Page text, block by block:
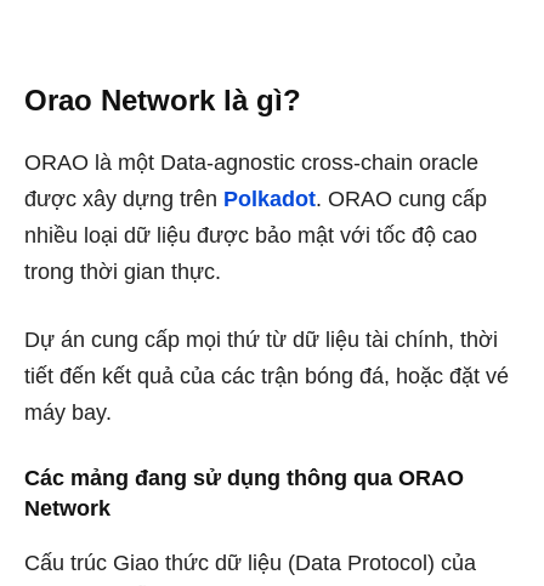
Orao Network là gì?
ORAO là một Data-agnostic cross-chain oracle
được xây dựng trên Polkadot. ORAO cung cấp
nhiều loại dữ liệu được bảo mật với tốc độ cao
trong thời gian thực.
Dự án cung cấp mọi thứ từ dữ liệu tài chính, thời
tiết đến kết quả của các trận bóng đá, hoặc đặt vé
máy bay.
Các mảng đang sử dụng thông qua ORAO
Network
Cấu trúc Giao thức dữ liệu (Data Protocol) của